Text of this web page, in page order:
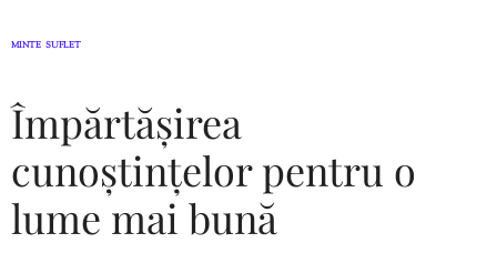
MINTE SUFLET
Împărtășirea
cunoștințelor pentru o
lume mai bună